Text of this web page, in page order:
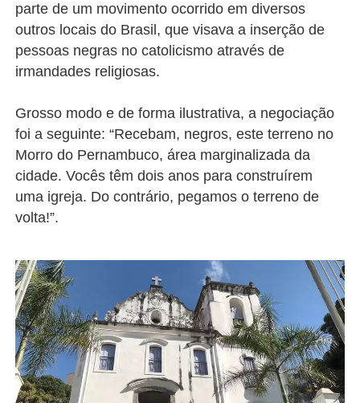
parte de um movimento ocorrido em diversos
outros locais do Brasil, que visava a inserção de
pessoas negras no catolicismo através de
irmandades religiosas.
Grosso modo e de forma ilustrativa, a negociação
foi a seguinte: “Recebam, negros, este terreno no
Morro do Pernambuco, área marginalizada da
cidade. Vocês têm dois anos para construírem
uma igreja. Do contrário, pegamos o terreno de
volta!”.